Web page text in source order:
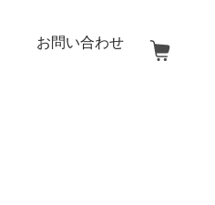
お問い合わせ